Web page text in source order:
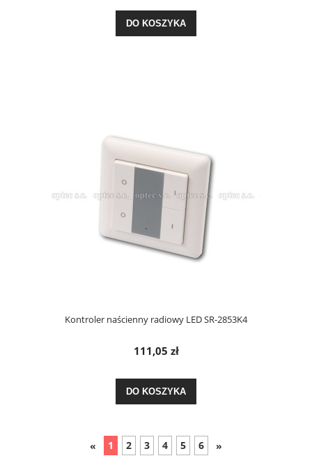
DO KOSZYKA
Kontroler naścienny radiowy LED SR-2853K4
111,05 zł
DO KOSZYKA
« 1 2 3 4 5 6 »